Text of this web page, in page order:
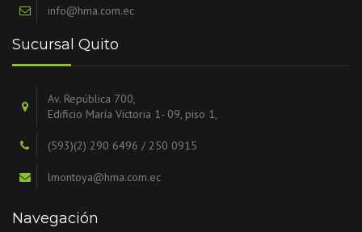
info@hma.com.ec
Sucursal Quito
Av. República 700,
Edificio María Victoria 1- 09, piso 1,
(593)(2) 290 6496 / 250 0915
lmontoya@hma.com.ec
Navegación